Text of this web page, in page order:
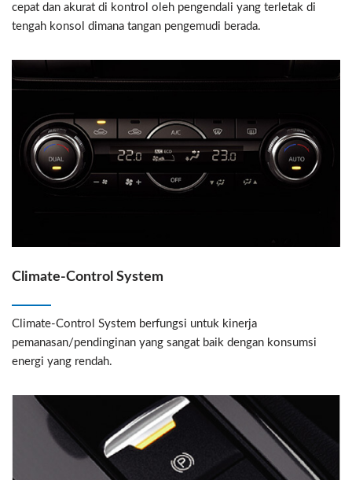
cepat dan akurat di kontrol oleh pengendali yang terletak di
tengah konsol dimana tangan pengemudi berada.
Climate-Control System
Climate-Control System berfungsi untuk kinerja
pemanasan/pendinginan yang sangat baik dengan konsumsi
energi yang rendah.